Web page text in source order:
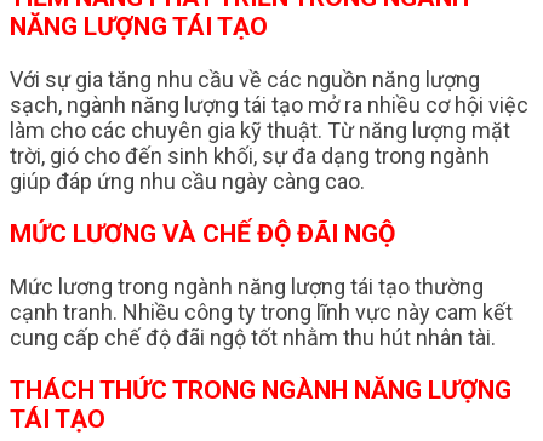
NĂNG LƯỢNG TÁI TẠO
Với sự gia tăng nhu cầu về các nguồn năng lượng
sạch, ngành năng lượng tái tạo mở ra nhiều cơ hội việc
làm cho các chuyên gia kỹ thuật. Từ năng lượng mặt
trời, gió cho đến sinh khối, sự đa dạng trong ngành
giúp đáp ứng nhu cầu ngày càng cao.
MỨC LƯƠNG VÀ CHẾ ĐỘ ĐÃI NGỘ
Mức lương trong ngành năng lượng tái tạo thường
cạnh tranh. Nhiều công ty trong lĩnh vực này cam kết
cung cấp chế độ đãi ngộ tốt nhằm thu hút nhân tài.
THÁCH THỨC TRONG NGÀNH NĂNG LƯỢNG
TÁI TẠO